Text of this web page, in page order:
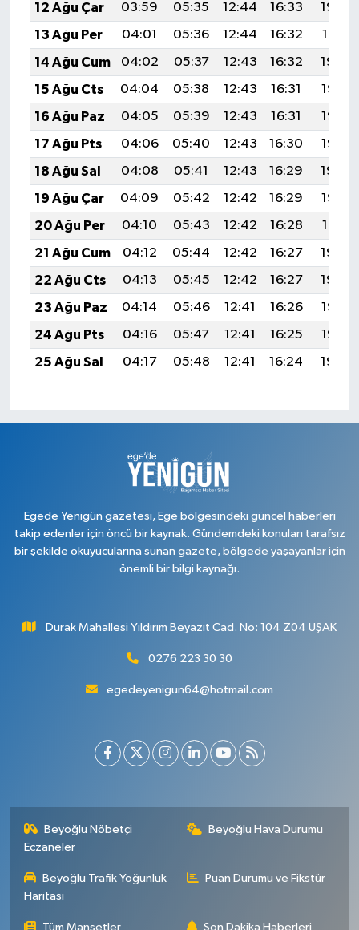
12 Ağu Çar
03:59 05:35 12:44 16:33
19:42
13 Ağu Per
04:01 05:36 12:44 16:32
19:41
14 Ağu Cum
04:02 05:37 12:43 16:32
19:40
15 Ağu Cts
04:04 05:38 12:43 16:31
19:38
16 Ağu Paz
04:05 05:39 12:43 16:31
19:37
17 Ağu Pts
04:06 05:40 12:43 16:30
19:36
18 Ağu Sal
04:08 05:41 12:43 16:29
19:34
19 Ağu Çar
04:09 05:42 12:42 16:29
19:33
20 Ağu Per
04:10 05:43 12:42 16:28
19:31
21 Ağu Cum
04:12 05:44 12:42 16:27
19:30
22 Ağu Cts
04:13 05:45 12:42 16:27
19:29
23 Ağu Paz
04:14 05:46 12:41 16:26
19:27
24 Ağu Pts
04:16 05:47 12:41 16:25
19:26
25 Ağu Sal
04:17 05:48 12:41 16:24 19:24
Egede Yenigün gazetesi, Ege bölgesindeki güncel haberleri
takip edenler için öncü bir kaynak. Gündemdeki konuları tarafsız
bir şekilde okuyucularına sunan gazete, bölgede yaşayanlar için
önemli bir bilgi kaynağı.
Durak Mahallesi Yıldırım Beyazıt Cad. No: 104 Z04 UŞAK
0276 223 30 30
egedeyenigun64@hotmail.com
Beyoğlu Nöbetçi
Eczaneler
Beyoğlu Hava Durumu
Beyoğlu Trafik Yoğunluk
Haritası
Puan Durumu ve Fikstür
Tüm Manşetler Son Dakika Haberleri